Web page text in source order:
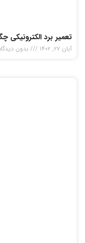
تعمیر برد الکترونیکی
آبان ۲۷, ۱۴۰۲ بدون